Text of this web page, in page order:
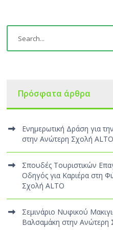
Πρόσφατα άρθρα
Ενημερωτική Δράση για
στην Ανώτερη Σχολή ALTO
Σπουδές Τουριστικών
Οδηγός για Καριέρα στη
Σχολή ALTO
Σεμινάριο Νυφικού
Βαλσαμάκη στην Ανώτερη